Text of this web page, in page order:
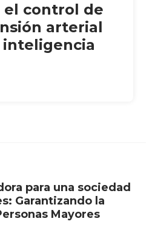
el control de
arterial
para una sociedad
Garantizando la
Mayores